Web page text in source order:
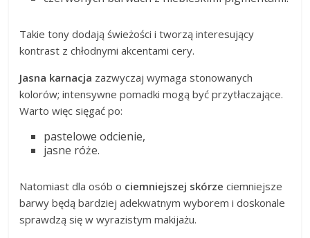
Takie tony dodają świeżości i tworzą interesujący
kontrast z chłodnymi akcentami cery.
Jasna karnacja zazwyczaj wymaga stonowanych
kolorów; intensywne pomadki mogą być przytłaczające.
Warto więc sięgać po:
pastelowe odcienie,
jasne róże.
Natomiast dla osób o ciemniejszej skórze ciemniejsze
barwy będą bardziej adekwatnym wyborem i doskonale
sprawdzą się w wyrazistym makijażu.